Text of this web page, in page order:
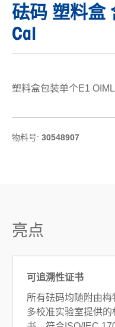
砝码 塑料盒
Cal
塑料盒包装单个E1
物料号: 30548907
亮点
可追溯性证书
所有砝码均随附由梅
多校准实验室提供的